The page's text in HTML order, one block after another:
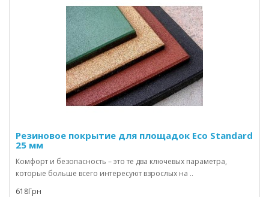
Резиновое покрытие для площадок Eco Standard
25 мм
Комфорт и безопасность – это те два ключевых параметра,
которые больше всего интересуют взрослых на ..
618Грн